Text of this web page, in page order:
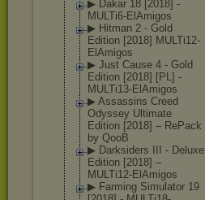
▶ Dakar 18 [2018] -
MULTi6-ElAmigos
▶ Hitman 2 - Gold
Edition [2018] MULTi12-
ElAmigos
▶ Just Cause 4 - Gold
Edition [2018] [PL] -
MULTi13-ElAmigos
▶ Assassins Creed
Odyssey Ultimate
Edition [2018] – RePack
by QooB
▶ Darksiders III - Deluxe
Edition [2018] –
MULTi12-ElAmigos
▶ Farming Simulator 19